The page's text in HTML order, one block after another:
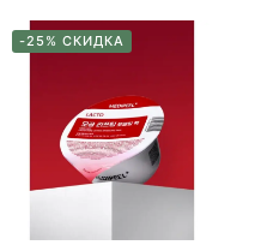
-25% СКИДКА